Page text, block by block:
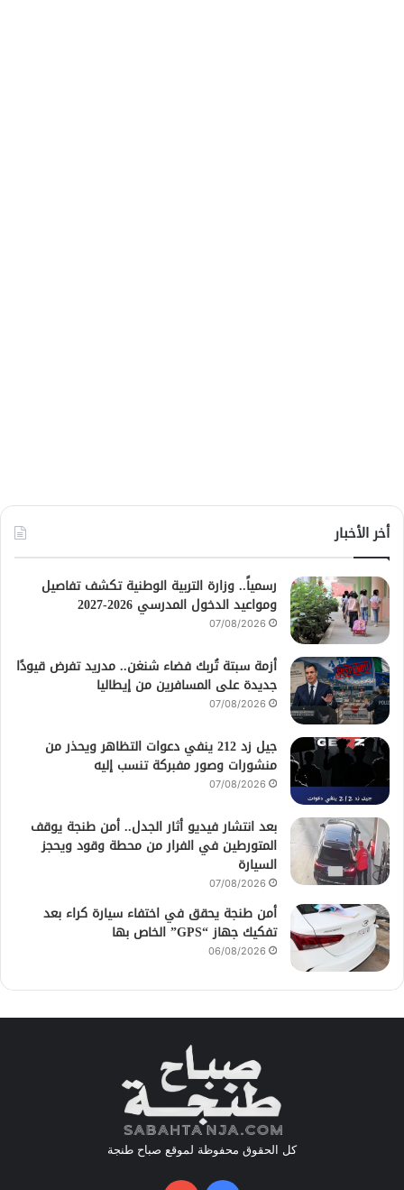
أخر الأخبار
رسمياً.. وزارة التربية الوطنية تكشف تفاصيل
ومواعيد الدخول المدرسي 2026-2027
07/08/2026
أزمة سبتة تُربك فضاء شنغن.. مدريد تفرض قيودًا
جديدة على المسافرين من إيطاليا
07/08/2026
جيل زد 212 ينفي دعوات التظاهر ويحذر من
منشورات وصور مفبركة تنسب إليه
07/08/2026
بعد انتشار فيديو أثار الجدل.. أمن طنجة يوقف
المتورطين في الفرار من محطة وقود ويحجز
السيارة
07/08/2026
أمن طنجة يحقق في اختفاء سيارة كراء بعد
تفكيك جهاز “GPS” الخاص بها
06/08/2026
كل الحقوق محفوظة لموقع صباح طنجة